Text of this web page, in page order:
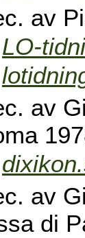
av
LO-
av
av
di